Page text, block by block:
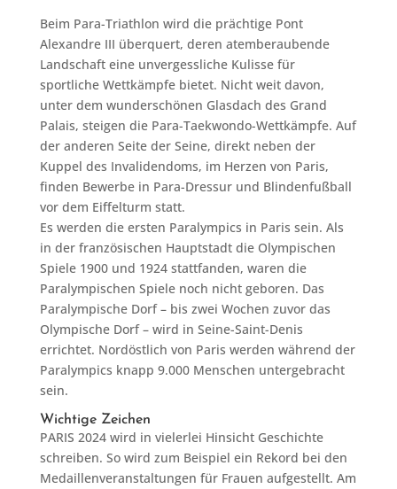
Beim Para-Triathlon wird die prächtige Pont
Alexandre III überquert, deren atemberaubende
Landschaft eine unvergessliche Kulisse für
sportliche Wettkämpfe bietet. Nicht weit davon,
unter dem wunderschönen Glasdach des Grand
Palais, steigen die Para-Taekwondo-Wettkämpfe. Auf
der anderen Seite der Seine, direkt neben der
Kuppel des Invalidendoms, im Herzen von Paris,
finden Bewerbe in Para-Dressur und Blindenfußball
vor dem Eiffelturm statt.
Es werden die ersten Paralympics in Paris sein. Als
in der französischen Hauptstadt die Olympischen
Spiele 1900 und 1924 stattfanden, waren die
Paralympischen Spiele noch nicht geboren. Das
Paralympische Dorf – bis zwei Wochen zuvor das
Olympische Dorf – wird in Seine-Saint-Denis
errichtet. Nordöstlich von Paris werden während der
Paralympics knapp 9.000 Menschen untergebracht
sein.
Wichtige Zeichen
PARIS 2024 wird in vielerlei Hinsicht Geschichte
schreiben. So wird zum Beispiel ein Rekord bei den
Medaillenveranstaltungen für Frauen aufgestellt. Am